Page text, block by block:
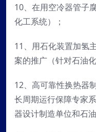
10、在用空冷器管子
化工系统）；
11、用石化装置加氢
案的推广（针对石油化
12、高可靠性换热器
长周期运行保障专家
器设计制造单位和石